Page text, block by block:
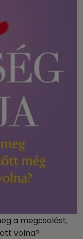
a megcsalást,
volna?